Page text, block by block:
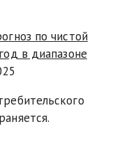
по чистой
в диапазоне